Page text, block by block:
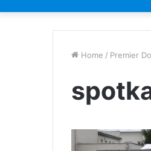
Home / Premier